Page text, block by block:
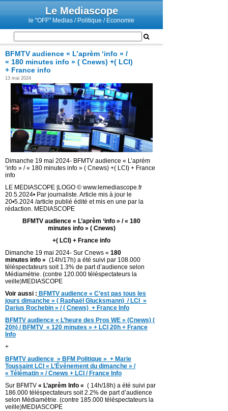
Le Mediascope
le "OFF" Medias / Politique / Economie
BFMTV audience « L’aprèm ‘info » /
« 180 minutes info » ( Cnews) +( LCI)
+ France info
13 mai 2024
Dimanche 19 mai 2024- BFMTV audience « L’aprèm
‘info » / « 180 minutes info » ( Cnews) +( LCI) + France
info
LE MEDIASCOPE |LOGO © www.lemediascope.fr
20.5.2024• Par journaliste. Article mis à jour le
20•5.2024 /article publié édité et mis en une par la
rédaction. MEDIASCOPE
BFMTV audience « L’aprèm ‘info » / « 180
minutes info » ( Cnews)
+( LCI) + France info
Dimanche 19 mai 2024- Sur Cnews « 180
minutes info » (14h/17h) a été suivi par 108.000
téléspectateurs soit 1.3% de part d’audience selon
Médiamétrie. (contre 120.000 téléspectateurs la
veille)MEDIASCOPE
Voir aussi : BFMTV audience « C’est pas tous les
jours dimanche » ( Raphaël Glucksmann) / LCI »
Darius Rochebin » / ( Cnews) + France Info
BFMTV audience « L’heure des Pros WE » (Cnews) (
20h) / BFMTV « 120 minutes » + LCI 20h + France
Info
+
BFMTV audience » BFM Politique » + Marie
Toussaint LCI « L’Événement du dimanche » /
« Télématin » / Cnews + LCI / France Info
Sur BFMTV « L’aprèm Info « ( 14h/18h) a été suivi par
186.000 téléspectateurs soit 2.2% de part d’audience
selon Médiamétrie. (contre 185.000 téléspectateurs la
veille)MEDIASCOPE